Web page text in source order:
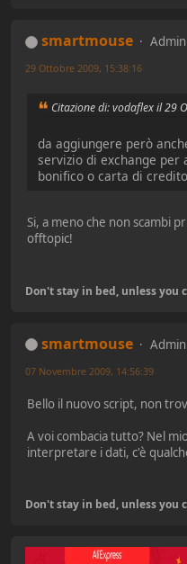
smartmouse
29 Ottobre 2009, 15:38:16
Citazione di: vodaflex il 29
da aggiungere però
servizio di exchange
bonifico o carta di
Si, a meno che non scambi
offtopic!
Don't stay in bed, unless you
smartmouse
07 Novembre 2009, 14:56:39
Bello il nuovo script, non
A voi combacia tutto? Nel
interpretare i dati, c'è
Don't stay in bed, unless you